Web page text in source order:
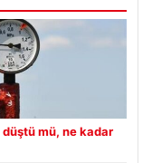
mü, ne kadar